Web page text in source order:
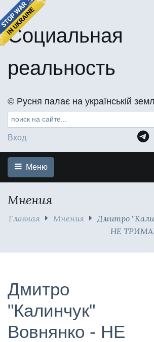
Социальная
реальность
©️ Русня палає на українській
Вход
Меню
Мнения
Главная Мнения
Дмитро
НЕ
Дмитро
"Калинчук"
Вовнянко - НЕ